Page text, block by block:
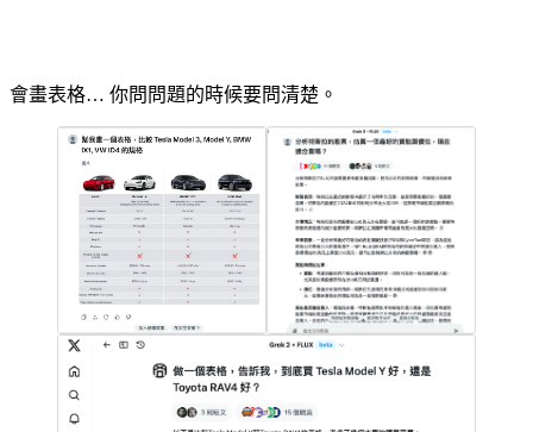
會畫表格… 你問問題的時候要問清楚。